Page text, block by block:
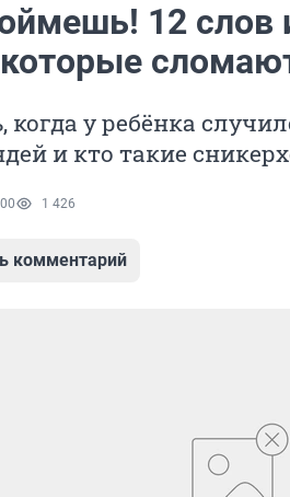
12 слов
которые
когда у ребёнка
и кто такие
1 426
комментарий